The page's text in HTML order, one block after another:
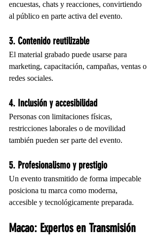
encuestas, chats y reacciones, convirtiendo
al público en parte activa del evento.
3. Contenido reutilizable
El material grabado puede usarse para
marketing, capacitación, campañas, ventas o
redes sociales.
4. Inclusión y accesibilidad
Personas con limitaciones físicas,
restricciones laborales o de movilidad
también pueden ser parte del evento.
5. Profesionalismo y prestigio
Un evento transmitido de forma impecable
posiciona tu marca como moderna,
accesible y tecnológicamente preparada.
Macao: Expertos en Transmisión